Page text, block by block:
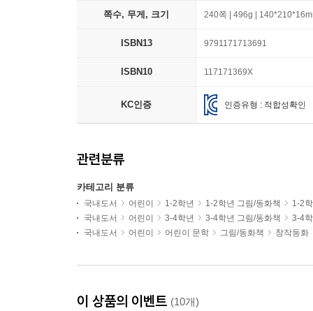
쪽수, 무게, 크기 240쪽 | 496g |
ISBN13 9791171713691
ISBN10 117171369X
KC인증 인증유형 : 적합성확인
관련분류
카테고리 분류
국내도서 어린이 1-2학년 1-2학년 그림/동화책
1-2
국내도서
어린이 3-4학년 3-4학년 그림/동화책
3-4
국내도서
어린이 어린이 문학 그림/동화책 창작동화
이 상품의 이벤트 (10개)